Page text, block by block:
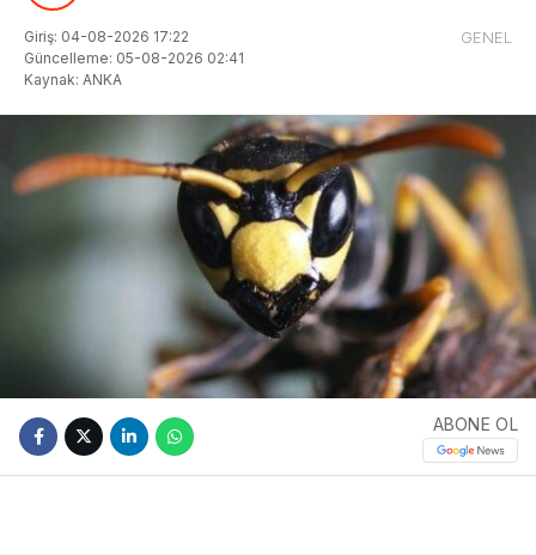
Giriş: 04-08-2026 17:22
Güncelleme: 05-08-2026 02:41
Kaynak: ANKA
GENEL
ABONE OL